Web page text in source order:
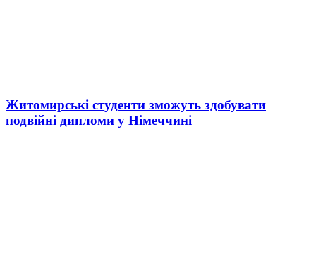
Житомирські студенти зможуть здобувати
подвійні дипломи у Німеччині